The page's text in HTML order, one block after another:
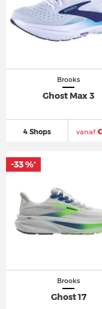
Brooks
Ghost Max 3
4 Shops vanaf€
Brooks
Ghost 17
-33 %*
-33 %*